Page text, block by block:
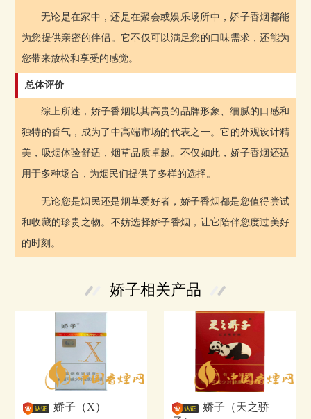
无论是在家中，还是在聚会或娱乐场所中，娇子香烟都能
为您提供亲密的伴侣。它不仅可以满足您的口味需求，还能为
您带来放松和享受的感觉。
总体评价
综上所述，娇子香烟以其高贵的品牌形象、细腻的口感和
独特的香气，成为了中高端市场的代表之一。它的外观设计精
美，吸烟体验舒适，烟草品质卓越。不仅如此，娇子香烟还适
用于多种场合，为烟民们提供了多样的选择。
无论您是烟民还是烟草爱好者，娇子香烟都是您值得尝试
和收藏的珍贵之物。不妨选择娇子香烟，让它陪伴您度过美好
的时刻。
娇子相关产品
娇子（X）
娇子（天之骄